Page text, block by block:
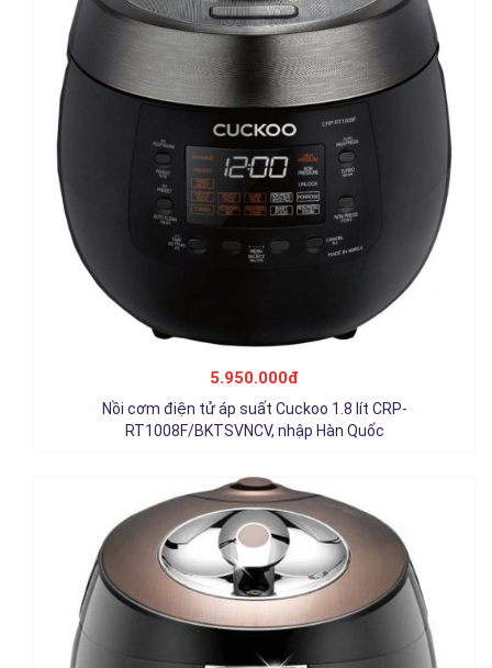
5.950.000đ
Nồi cơm điện tử áp suất Cuckoo 1.8 lít CRP-
RT1008F/BKTSVNCV, nhập Hàn Quốc
Nồi cơm cao tần Cuckoo 1.8 lít CRP-AHXB1008F
/BKBRVNCV,nhập Hàn Quốc
Chi tiết